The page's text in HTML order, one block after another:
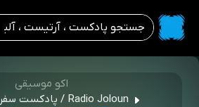
اکو موسیقی
Radio Joloun / پادکست سفر رادیو جولون